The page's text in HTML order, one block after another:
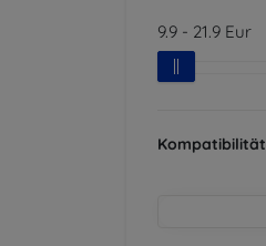
9.9 - 21.9 Eur
Kompatibilität